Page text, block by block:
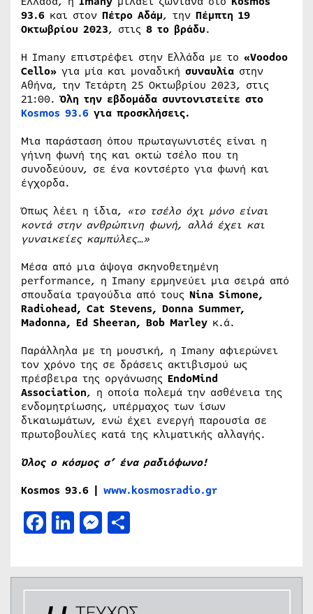
93.6 και στον Πέτρο Αδάμ, την Πέμπτη 19
Οκτωβρίου 2023, στις 8 το βράδυ.
Η Ιmany επιστρέφει στην Ελλάδα με το «Voodoo
Cello» για μία και μοναδική συναυλία στην
Αθήνα, την Τετάρτη 25 Οκτωβρίου 2023, στις
21:00.Όλη την εβδομάδα συντονιστείτε στο
Kosmos 93.6 για προσκλήσεις.
Μια παράσταση όπου πρωταγωνιστές είναι η
γήινη φωνή της και οκτώ τσέλο που τη
συνοδεύουν, σε ένα κοντσέρτο για φωνή και
έγχορδα.
Όπως λέει η ίδια, «το τσέλο όχι μόνο είναι
κοντά στην ανθρώπινη φωνή, αλλά έχει και
γυναικείες καμπύλες…»
Mέσα από μια άψογα σκηνοθετημένη
performance, η Ιmany ερμηνεύει μια σειρά από
σπουδαία τραγούδια από τους Nina Simone,
Radiohead, Cat Stevens, Donna Summer,
Madonna, Ed Sheeran, Bob Marley κ.ά.
Παράλληλα με τη μουσική, η Imany αφιερώνει
τον χρόνο της σε δράσεις ακτιβισμού ως
πρέσβειρα της οργάνωσης EndoMind
Association, η οποία πολεμά την ασθένεια της
ενδομητρίωσης, υπέρμαχος των ίσων
δικαιωμάτων, ενώ έχει ενεργή παρουσία σε
πρωτοβουλίες κατά της κλιματικής αλλαγής.
Όλος ο κόσμος σ’ ένα ραδιόφωνο!
Kosmos 93.6 | www.kosmosradio.gr
Facebook
LinkedIn
Messenger